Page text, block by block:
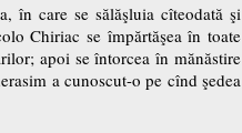
în care se sălăşluia cîteodată şi
Chiriac se împărtăşea în toate
apoi se întorcea în mănăstire
a cunoscut-o pe cînd şedea